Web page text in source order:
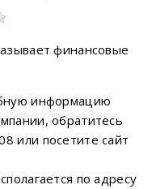
финансовые
информацию
обратитесь
или посетите сайт
по адресу